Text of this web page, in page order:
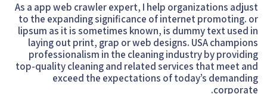
As a app web crawler expert, I help organizations adjust
to the expanding significance of internet promoting. or
lipsum as it is sometimes known, is dummy text used in
laying out print, grap or web designs. USA champions
professionalism in the cleaning industry by providing
top-quality cleaning and related services that meet and
exceed the expectations of today’s demanding
corporate.